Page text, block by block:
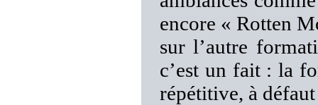
encore « Rotten
sur l’autre
c’est un fait : la
répétitive, à